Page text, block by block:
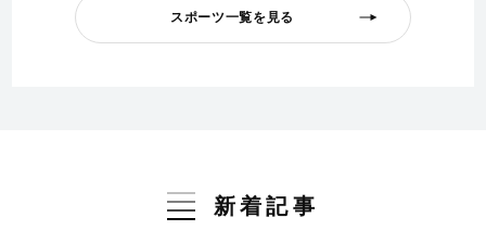
スポーツ一覧を見る
新着記事